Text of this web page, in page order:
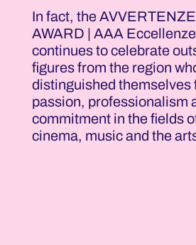
In fact, the
AWARD | AAA
continues to celebrate
figures from the region
distinguished themselves
passion, professionalism
commitment in the fields
cinema, music and the